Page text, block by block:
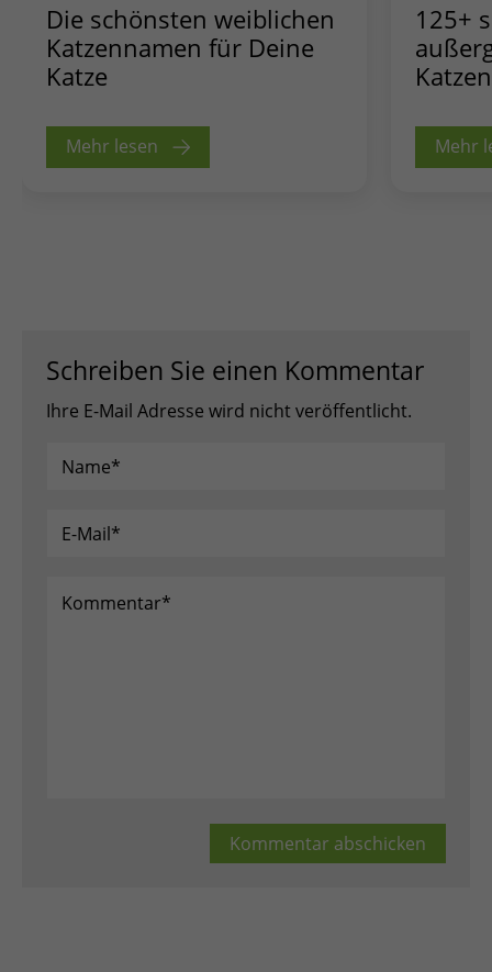
Die schönsten weiblichen
Katzennamen für Deine
Katze
Mehr lesen
125+
Mehr
Schreiben Sie einen Kommentar
Ihre E-Mail Adresse wird nicht veröffentlicht.